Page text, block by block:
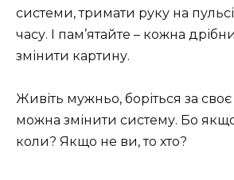
системи, тримати руку на
часу. І пам’ятайте – кожна
змінити картину.
Живіть мужньо, боріться за
можна змінити систему. Бо якщо
коли? Якщо не ви, то хто?